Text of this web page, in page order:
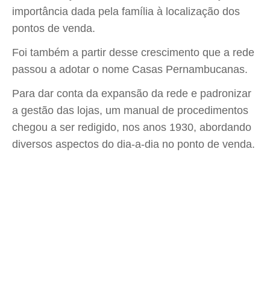
importância dada pela família à localização dos
pontos de venda.
Foi também a partir desse crescimento que a rede
passou a adotar o nome Casas Pernambucanas.
Para dar conta da expansão da rede e padronizar
a gestão das lojas, um manual de procedimentos
chegou a ser redigido, nos anos 1930, abordando
diversos aspectos do dia-a-dia no ponto de venda.